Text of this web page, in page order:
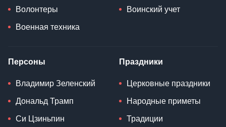
Волонтеры
Военная техника
Воинский учет
Персоны
Владимир Зеленский
Дональд Трамп
Си Цзиньпин
Праздники
Церковные праздники
Народные приметы
Традиции